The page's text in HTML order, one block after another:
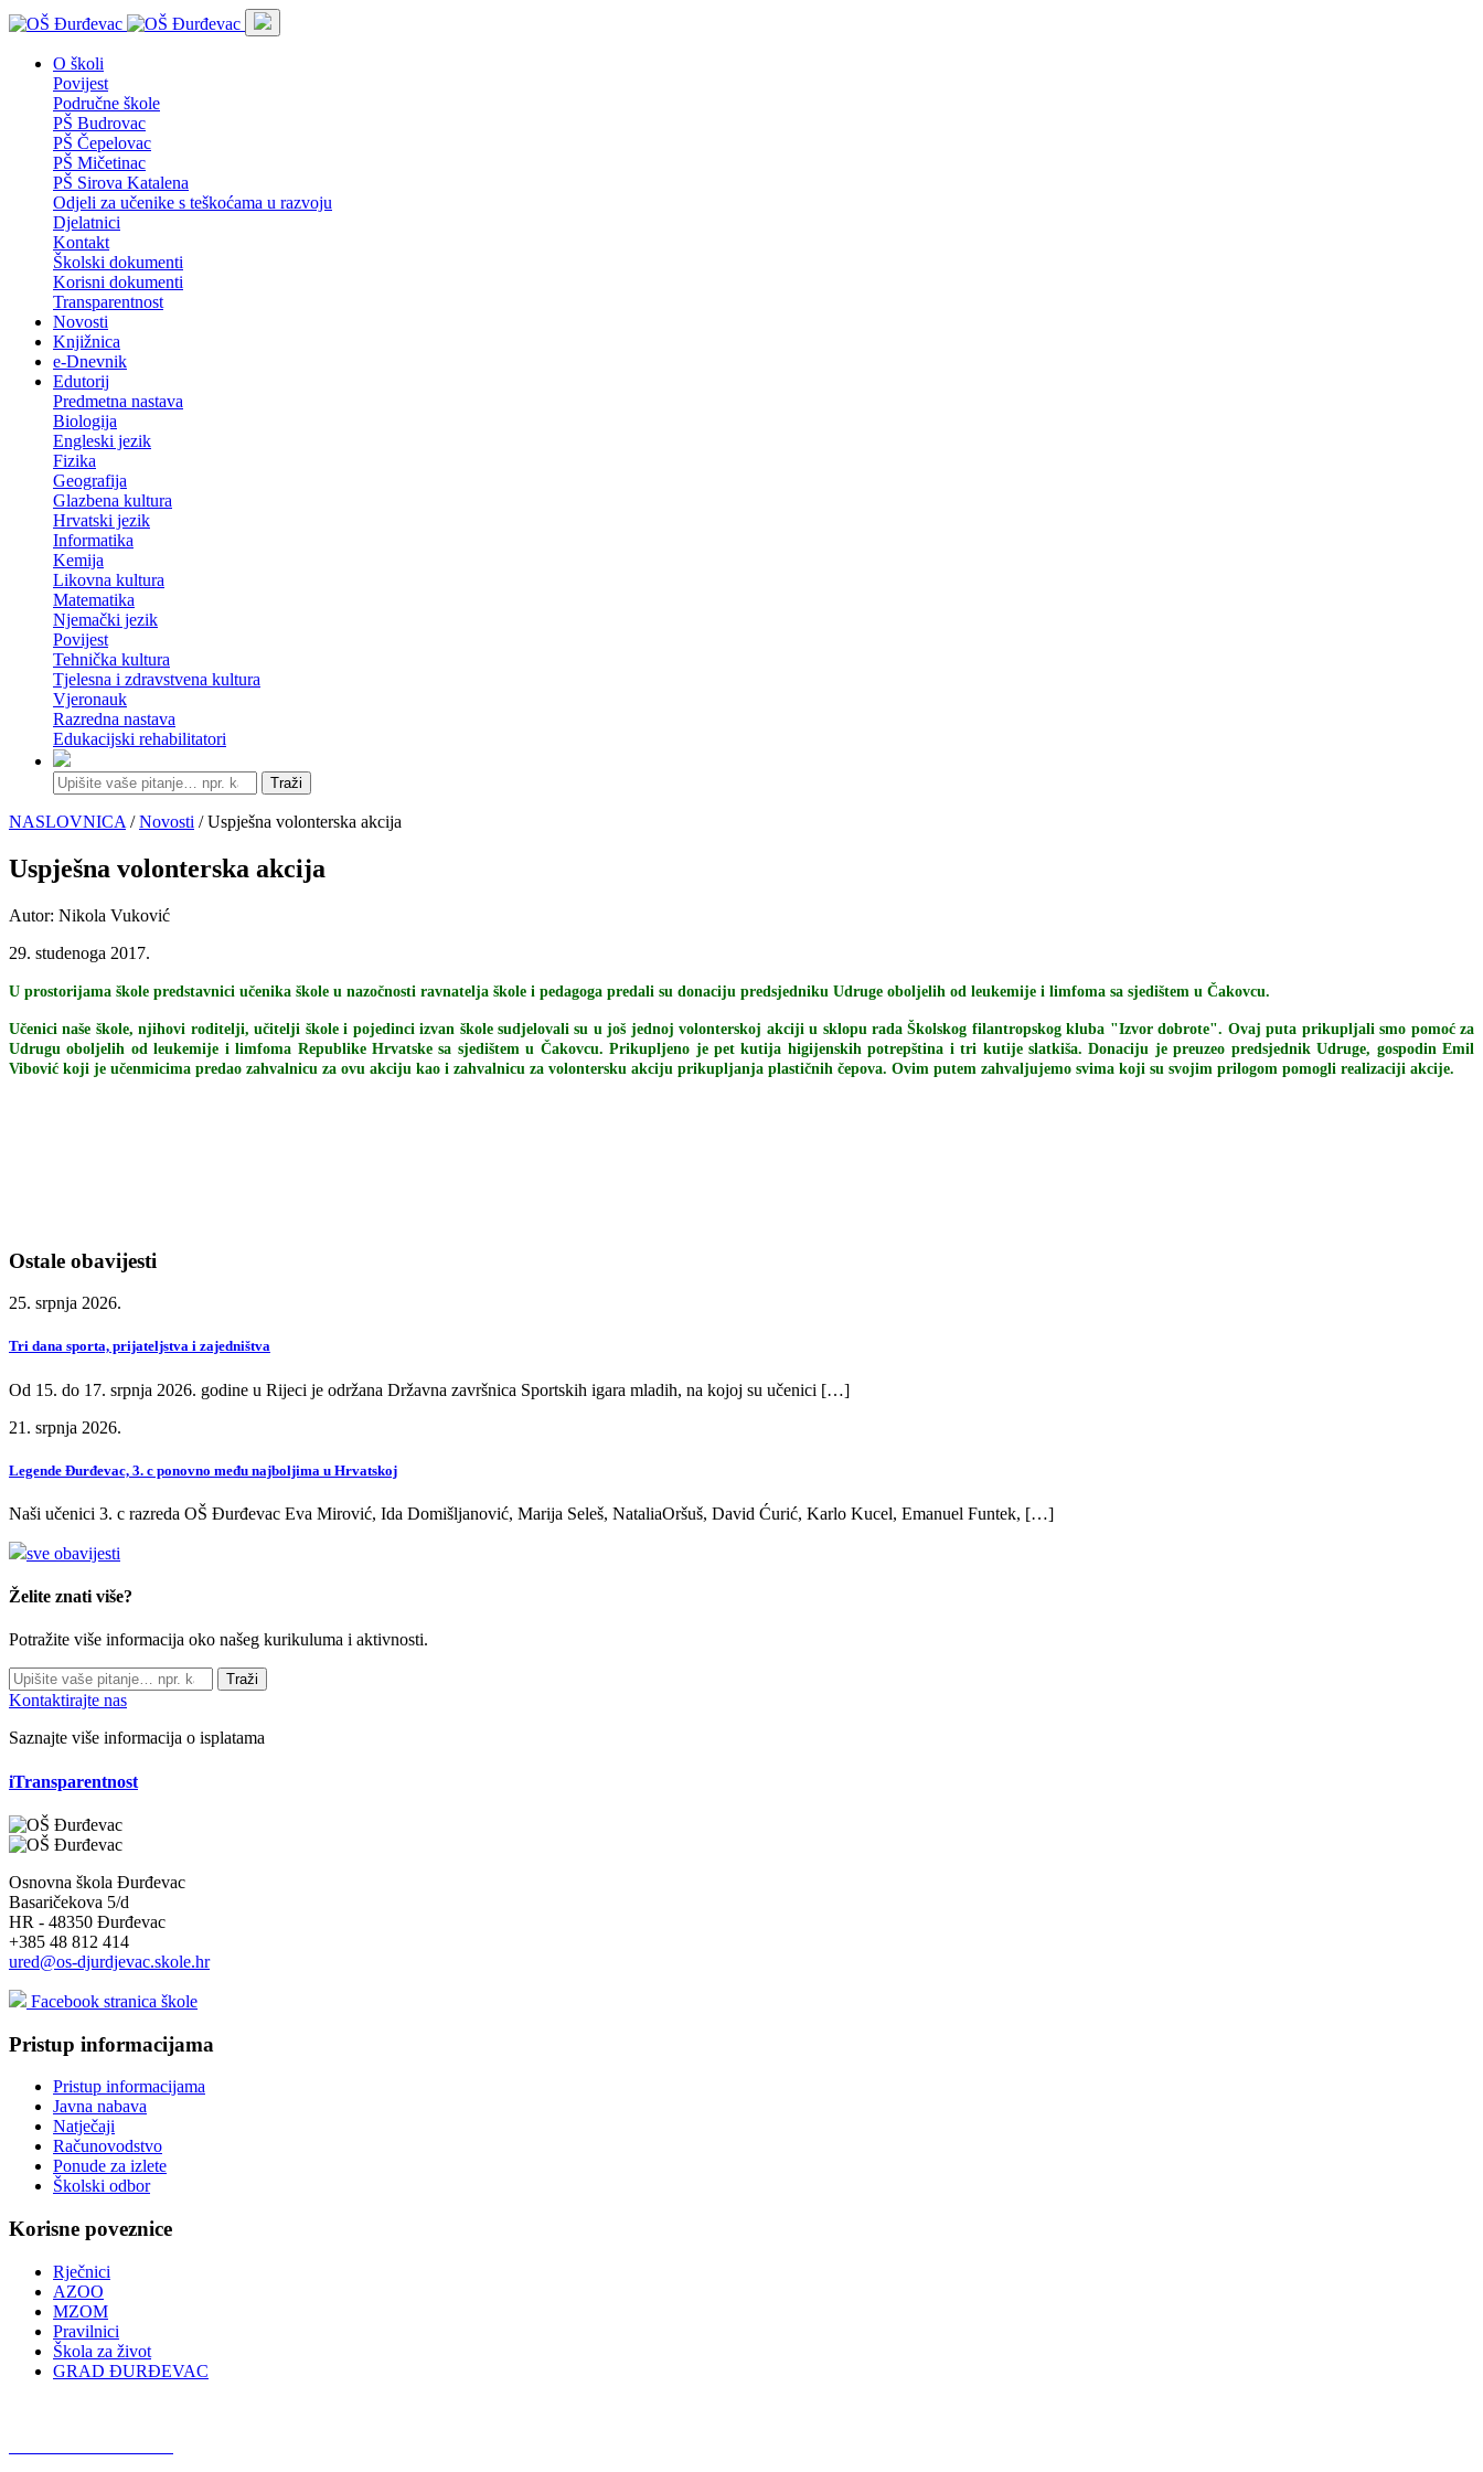
O školi
Povijest
Područne škole
PŠ Budrovac
PŠ Čepelovac
PŠ Mičetinac
PŠ Sirova Katalena
Odjeli za učenike s teškoćama u razvoju
Djelatnici
Kontakt
Školski dokumenti
Korisni dokumenti
Transparentnost
Novosti
Knjižnica
e-Dnevnik
Edutorij
Predmetna nastava
Biologija
Engleski jezik
Fizika
Geografija
Glazbena kultura
Hrvatski jezik
Informatika
Kemija
Likovna kultura
Matematika
Njemački jezik
Povijest
Tehnička kultura
Tjelesna i zdravstvena kultura
Vjeronauk
Razredna nastava
Edukacijski rehabilitatori
Traži
NASLOVNICA /Novosti / Uspješna volonterska akcija
Uspješna volonterska akcija
Autor: Nikola Vuković
29. studenoga 2017.
U prostorijama škole predstavnici učenika škole u nazočnosti ravnatelja škole i pedagoga predali su donaciju predsjedniku Udruge oboljelih od leukemije i limfoma sa sjedištem u Čakovcu.
Učenici naše škole, njihovi roditelji, učitelji škole i pojedinci izvan škole sudjelovali su u još jednoj volonterskoj akciji u sklopu rada Školskog filantropskog kluba "Izvor dobrote". Ovaj puta prikupljali smo pomoć za
Udrugu oboljelih od leukemije i limfoma Republike Hrvatske sa sjedištem u Čakovcu. Prikupljeno je pet kutija higijenskih potrepština i tri kutije slatkiša. Donaciju je preuzeo predsjednik Udruge, gospodin Emil
Vibović koji je učenmicima predao zahvalnicu za ovu akciju kao i zahvalnicu za volontersku akciju prikupljanja plastičnih čepova. Ovim putem zahvaljujemo svima koji su svojim prilogom pomogli realizaciji akcije.
Ostale obavijesti
25. srpnja 2026.
Tri dana sporta, prijateljstva i zajedništva
Od 15. do 17. srpnja 2026. godine u Rijeci je održana Državna završnica Sportskih igara mladih, na kojoj su učenici […]
21. srpnja 2026.
Legende Đurđevac, 3. c ponovno među najboljima u Hrvatskoj
Naši učenici 3. c razreda OŠ Đurđevac Eva Mirović, Ida Domišljanović, Marija Seleš, NataliaOršuš, David Ćurić, Karlo Kucel, Emanuel Funtek, […]
sve obavijesti
Želite znati više?
Potražite više informacija oko našeg kurikuluma i aktivnosti.
Traži
Kontaktirajte nas
Saznajte više informacija o isplatama
iTransparentnost
Osnovna škola Đurđevac
Basaričekova 5/d
HR - 48350 Đurđevac
+385 48 812 414
ured@os-djurdjevac.skole.hr
Facebook stranica škole
Pristup informacijama
Pristup informacijama
Javna nabava
Natječaji
Računovodstvo
Ponude za izlete
Školski odbor
Korisne poveznice
Rječnici
AZOO
MZOM
Pravilnici
Škola za život
GRAD ĐURĐEVAC